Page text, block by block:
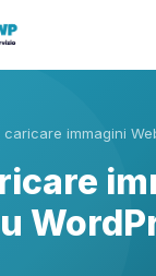
caricare immagini